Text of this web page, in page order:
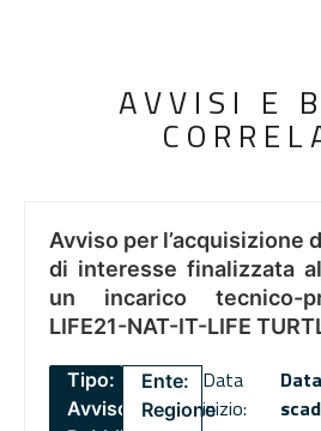
AVVISI E
Avviso per l’acquisizione
di interesse finalizzata
un incarico tecnico-
LIFE21-NAT-IT-LIFE
Tipo:
Avviso
Ente:
Regione
Data
inizio: